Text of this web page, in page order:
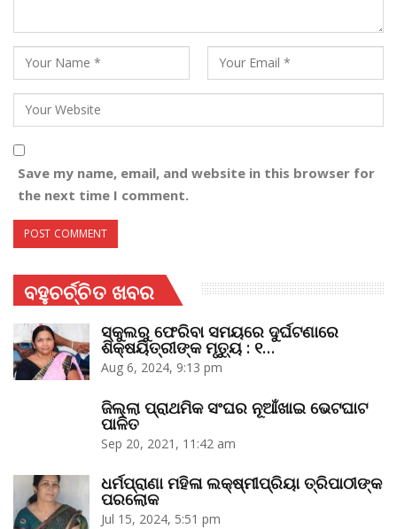
Save my name, email, and website in this browser for
the next time I comment.
ବହୁଚର୍ଚ୍ଚିତ ଖବର
ସ୍କୁଲରୁ ଫେରିବା ସମୟରେ ଦୁର୍ଘଟଣାରେ
ଶିକ୍ଷୟିତ୍ରୀଙ୍କ ମୃତ୍ୟୁ : ୧…
Aug 6, 2024, 9:13 pm
ଜିଲ୍ଲା ପ୍ରାଥମିକ ସଂଘର ନୂଆଁଖାଇ ଭେଟଘାଟ
ପାଳିତ
Sep 20, 2021, 11:42 am
ଧର୍ମପ୍ରାଣା ମହିଳା ଲକ୍ଷ୍ମୀପ୍ରିୟା ତ୍ରିପାଠୀଙ୍କ
ପରଲୋକ
Jul 15, 2024, 5:51 pm